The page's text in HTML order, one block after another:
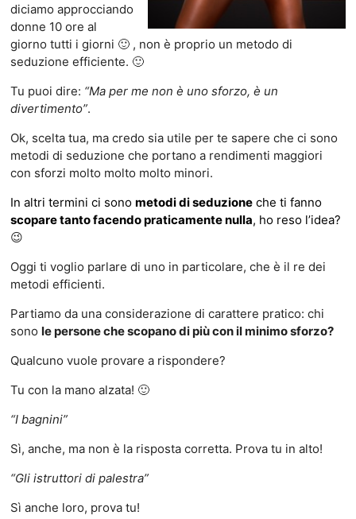
diciamo approcciando
donne 10 ore al
giorno tutti i giorni 🙂 , non è proprio un metodo di
seduzione efficiente. 🙂
Tu puoi dire: “Ma per me non è uno sforzo, è un
divertimento”.
Ok, scelta tua, ma credo sia utile per te sapere che ci sono
metodi di seduzione che portano a rendimenti maggiori
con sforzi molto molto molto minori.
In altri termini ci sono metodi di seduzioneche ti fanno
scopare tanto facendo praticamente nulla, ho reso l’idea?
😉
Oggi ti voglio parlare di uno in particolare, che è il re dei
metodi efficienti.
Partiamo da una considerazione di carattere pratico: chi
sono le persone che scopano di più con il minimo sforzo?
Qualcuno vuole provare a rispondere?
Tu con la mano alzata! 🙂
“I bagnini”
Sì, anche, ma non è la risposta corretta. Prova tu in alto!
“Gli istruttori di palestra”
Sì anche loro, prova tu!